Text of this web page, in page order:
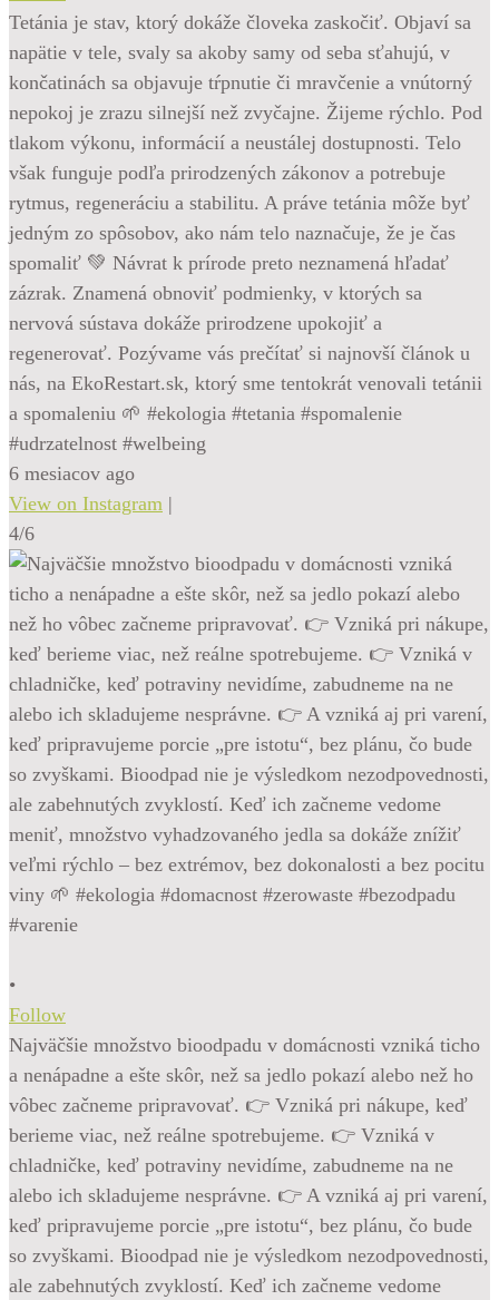
Tetánia je stav, ktorý dokáže človeka zaskočiť. Objaví sa
napätie v tele, svaly sa akoby samy od seba sťahujú, v
končatinách sa objavuje tŕpnutie či mravčenie a vnútorný
nepokoj je zrazu silnejší než zvyčajne. Žijeme rýchlo. Pod
tlakom výkonu, informácií a neustálej dostupnosti. Telo
však funguje podľa prirodzených zákonov a potrebuje
rytmus, regeneráciu a stabilitu. A práve tetánia môže byť
jedným zo spôsobov, ako nám telo naznačuje, že je čas
spomaliť 💚 Návrat k prírode preto neznamená hľadať
zázrak. Znamená obnoviť podmienky, v ktorých sa
nervová sústava dokáže prirodzene upokojiť a
regenerovať. Pozývame vás prečítať si najnovší článok u
nás, na EkoRestart.sk, ktorý sme tentokrát venovali tetánii
a spomaleniu 🌱 #ekologia #tetania #spomalenie
#udrzatelnost #welbeing
6 mesiacov ago
View on Instagram |
4/6
•
Follow
Najväčšie množstvo bioodpadu v domácnosti vzniká ticho
a nenápadne a ešte skôr, než sa jedlo pokazí alebo než ho
vôbec začneme pripravovať. 👉 Vzniká pri nákupe, keď
berieme viac, než reálne spotrebujeme. 👉 Vzniká v
chladničke, keď potraviny nevidíme, zabudneme na ne
alebo ich skladujeme nesprávne. 👉 A vzniká aj pri varení,
keď pripravujeme porcie „pre istotu“, bez plánu, čo bude
so zvyškami. Bioodpad nie je výsledkom nezodpovednosti,
ale zabehnutých zvyklostí. Keď ich začneme vedome